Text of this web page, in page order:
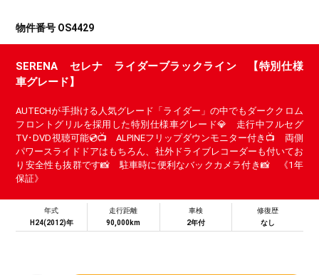
物件番号 OS4429
SERENA セレナ ライダーブラックライン 【特別仕様
車グレード】
AUTECHが手掛ける人気グレード「ライダー」の中でもダーククロム
フロントグリルを採用した特別仕様車グレード💎 走行中フルセグ
TV･DVD視聴可能💿📺 ALPINEフリップダウンモニター付き📺 両側
パワースライドドアはもちろん、社外ドライブレコーダーも付いてお
り安全性も抜群です📸 駐車時に便利なバックカメラ付き📸 《1年
保証》
年式
H24(2012)年
走行距離
90,000km
車検
2年付
修復歴
なし